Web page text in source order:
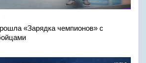
«Зарядка чемпионов» с